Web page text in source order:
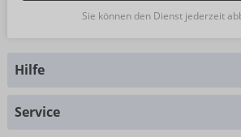
Sie können den Dienst jederzeit
Hilfe
Service